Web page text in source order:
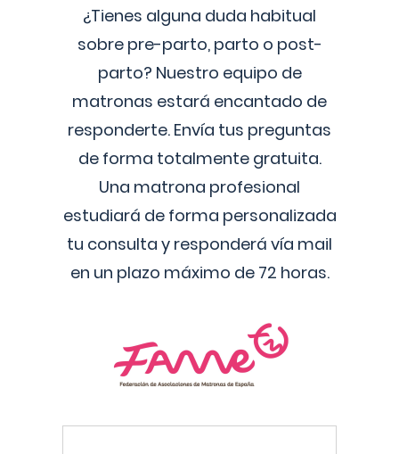
¿Tienes alguna duda habitual
sobre pre-parto, parto o post-
parto? Nuestro equipo de
matronas estará encantado de
responderte. Envía tus preguntas
de forma totalmente gratuita.
Una matrona profesional
estudiará de forma personalizada
tu consulta y responderá vía mail
en un plazo máximo de 72 horas.